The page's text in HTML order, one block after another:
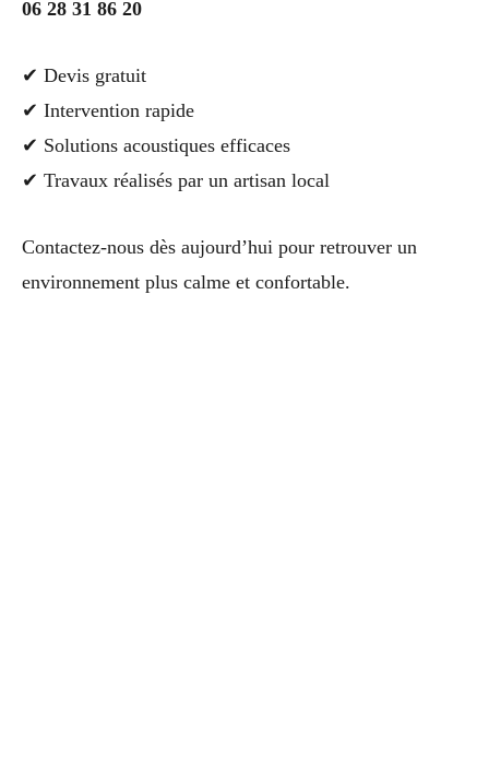
06 28 31 86 20
✔ Devis gratuit
✔ Intervention rapide
✔ Solutions acoustiques efficaces
✔ Travaux réalisés par un artisan local
Contactez-nous dès aujourd’hui pour retrouver un
environnement plus calme et confortable.